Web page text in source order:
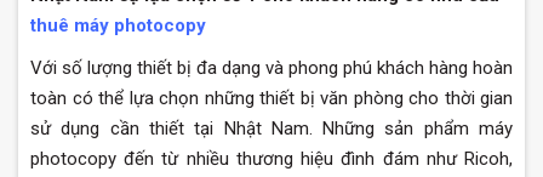
thuê máy photocopy
Với số lượng thiết bị đa dạng và phong phú khách hàng hoàn
toàn có thể lựa chọn những thiết bị văn phòng cho thời gian
sử dụng cần thiết tại Nhật Nam. Những sản phẩm máy
photocopy đến từ nhiều thương hiệu đình đám như Ricoh,